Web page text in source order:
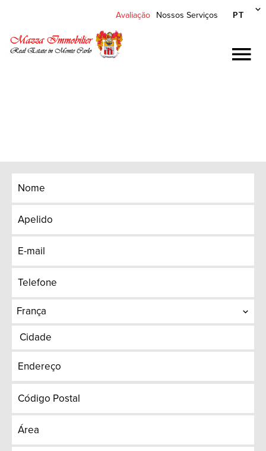
Avaliação Nossos Serviços PT
França
Cidade